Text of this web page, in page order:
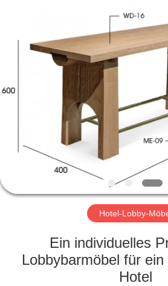
HAUSE
PRODUKTE
VIDEOS
VR-
ÜBER
Hotel-Lobby-
Ein individuelles
Lobbybarmöbel für
Hotel